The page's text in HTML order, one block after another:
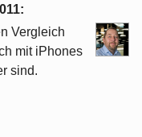
:
Vergleich
mit iPhones
sind.